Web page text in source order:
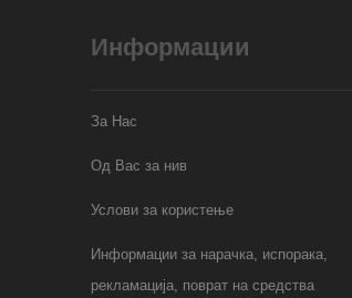
Информации
За Нас
Од Вас за нив
Услови за користење
Информации за нарачка, испорака,
рекламација, поврат на средства